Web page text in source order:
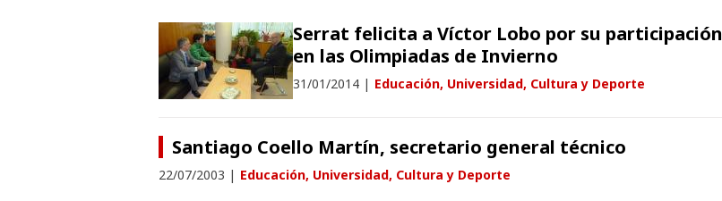
Serrat felicita a Víctor Lobo por su participación
en las Olimpiadas de Invierno
31/01/2014 | Educación, Universidad, Cultura y Deporte
Santiago Coello Martín, secretario general técnico
22/07/2003 | Educación, Universidad, Cultura y Deporte